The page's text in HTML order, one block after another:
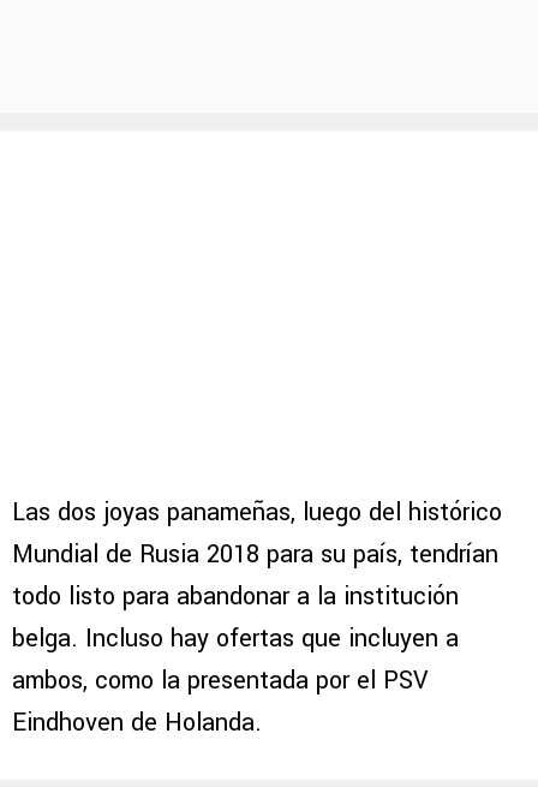
Las dos joyas panameñas, luego del histórico
Mundial de Rusia 2018 para su país, tendrían
todo listo para abandonar a la institución
belga. Incluso hay ofertas que incluyen a
ambos, como la presentada por el PSV
Eindhoven de Holanda.